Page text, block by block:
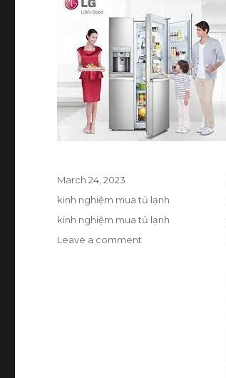
Posted
on
March 24, 2023
Categories
kinh nghiệm mua tủ lạnh
Tags
kinh nghiệm mua tủ lạnh
Leave a comment